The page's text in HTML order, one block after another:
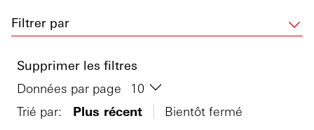
Filtrer par
Supprimer les filtres
Données par page
Trié par:
Plus récent
Bientôt fermé